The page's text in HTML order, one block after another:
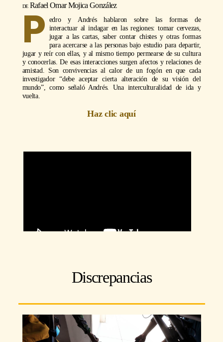
Rafael Omar Mojica González
P edro y Andrés hablaron sobre las formas de
interactuar al indagar en las regiones: tomar cervezas,
jugar a las cartas, saber contar chistes y otras formas
para acercarse a las personas bajo estudio para departir,
jugar y reír con ellas, y al mismo tiempo permearse de su cultura
y conocerlas. De esas interacciones surgen afectos y relaciones de
amistad. Son convivencias al calor de un fogón en que cada
investigador “debe aceptar cierta alteración de su visión del
mundo”, como señaló Andrés. Una interculturalidad de ida y
vuelta.
Haz clic aquí
Discrepancias